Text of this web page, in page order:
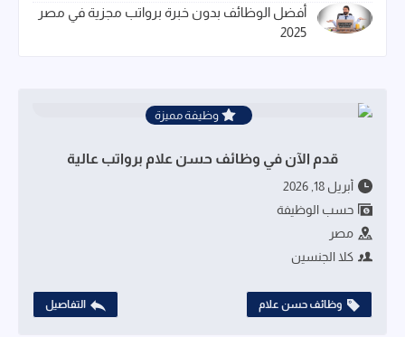
أفضل الوظائف بدون خبرة برواتب مجزية في مصر
2025
وظيفة مميزة
قدم الآن في وظائف حسن علام برواتب عالية
أبريل 18, 2026
حسب الوظيفة
مصر
كلا الجنسين
وظائف حسن علام التفاصيل